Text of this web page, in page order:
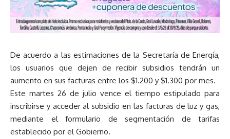
De acuerdo a las estimaciones de la Secretaría de Energía,
los usuarios que dejen de recibir subsidios tendrán un
aumento en sus facturas entre los $1.200 y $1.300 por mes.
Este martes 26 de julio vence el tiempo estipulado para
inscribirse y acceder al subsidio en las facturas de luz y gas,
mediante el formulario de segmentación de tarifas
establecido por el Gobierno.